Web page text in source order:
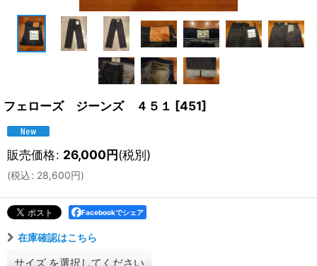
フェローズ ジーンズ ４５１ [451]
販売価格: 26,000円(税別)
(税込: 28,600円)
Facebookでシェア
在庫確認はこちら
サイズ を選択してください